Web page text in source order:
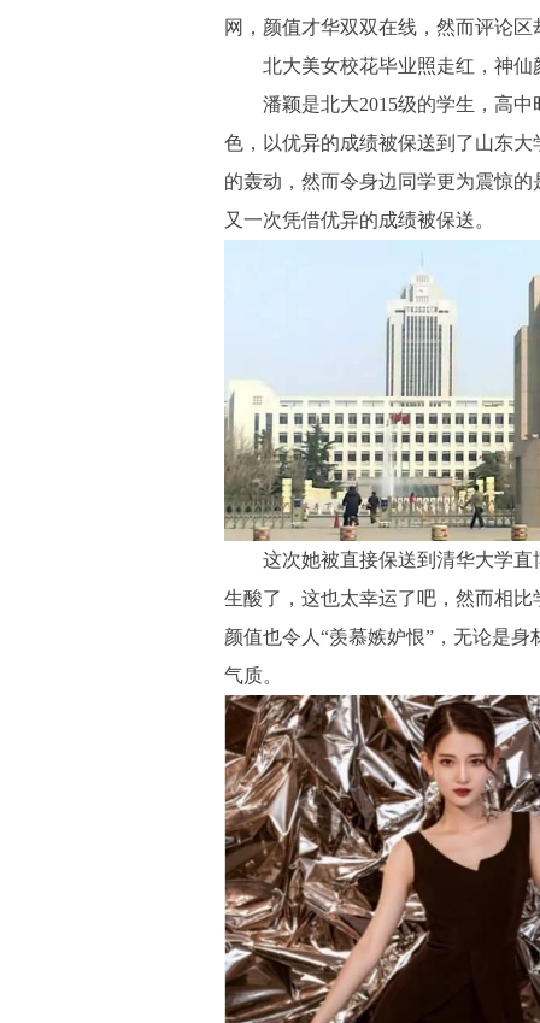
网，颜值才华双双在线，然而评论区
北大美女校花毕业照走红，神仙
潘颖是北大2015级的学生，高中
色，以优异的成绩被保送到了山东
的轰动，然而令身边同学更为震惊
又一次凭借优异的成绩被保送。
这次她被直接保送到清华大学直
生酸了，这也太幸运了吧，然而相
颜值也令人“羡慕嫉妒恨”，无论是
气质。